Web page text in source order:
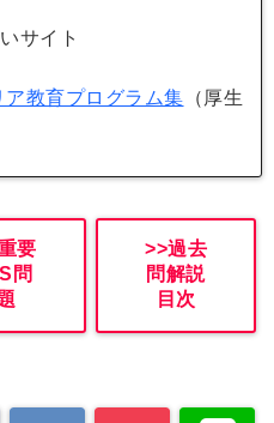
サイト
教育プログラム集 （厚生
要
問
>>過去
問解説
目次